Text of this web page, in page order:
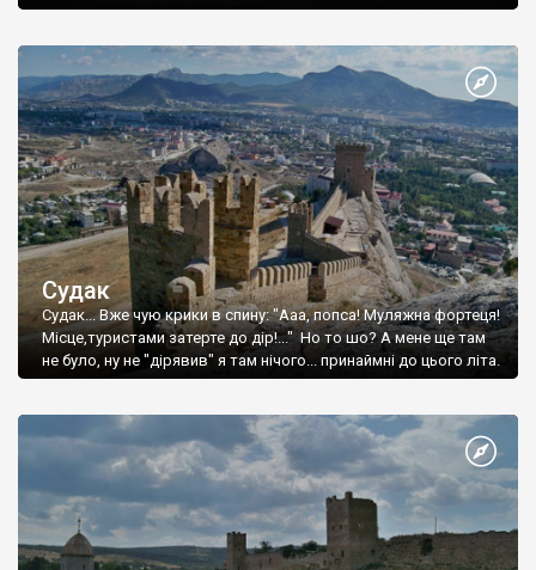
Судак
Судак... Вже чую крики в спину: "Ааа, попса! Муляжна фортеця!
Місце,туристами затерте до дір!..." Но то шо? А мене ще там
не було, ну не "дірявив" я там нічого... принаймні до цього літа.